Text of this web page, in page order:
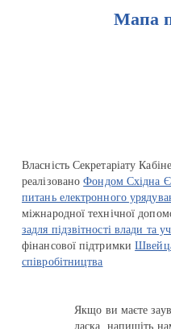
Мапа
Власність Секретаріату
реалізованоФондом Східна
питань електронного
міжнародної технічної
задля підзвітності влади та
фінансової підтримки
співробітництва
Якщо ви маєте
ласка, напишіть